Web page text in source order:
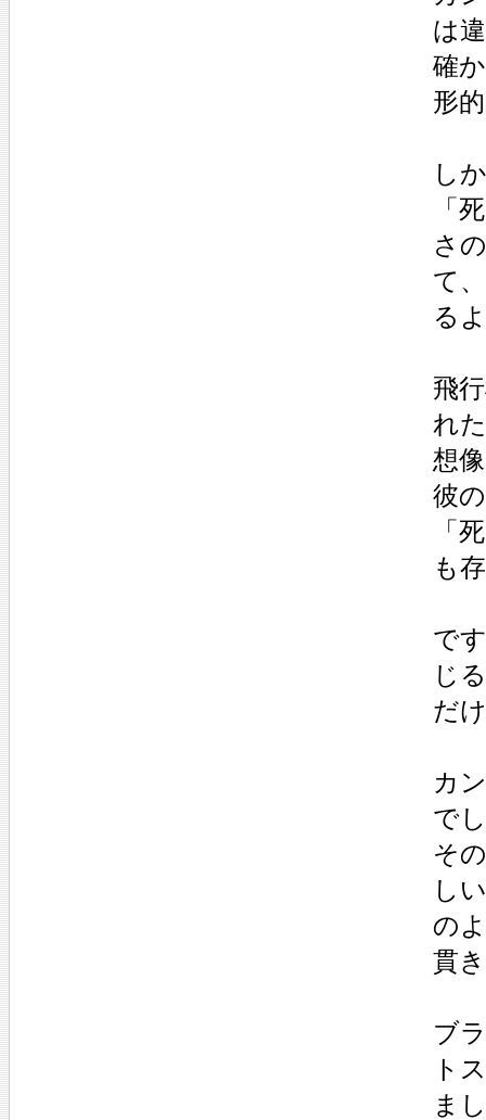
は
確
形
し
「
さ
て
る
飛
れ
想
彼
「
も
で
じ
だ
カ
で
そ
し
の
貫
ブ
ト
ま